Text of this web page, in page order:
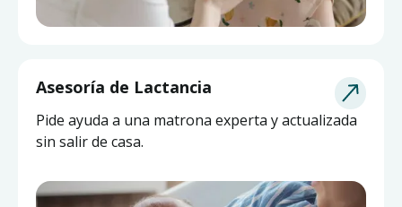
Asesoría de Lactancia
Pide ayuda a una matrona experta y actualizada
sin salir de casa.